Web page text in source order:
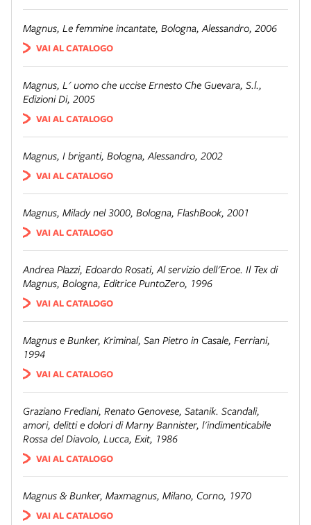
Magnus, Le femmine incantate, Bologna, Alessandro, 2006
VAI AL CATALOGO
Magnus, L' uomo che uccise Ernesto Che Guevara, S.l.,
Edizioni Di, 2005
VAI AL CATALOGO
Magnus, I briganti, Bologna, Alessandro, 2002
VAI AL CATALOGO
Magnus, Milady nel 3000, Bologna, FlashBook, 2001
VAI AL CATALOGO
Andrea Plazzi, Edoardo Rosati,Al servizio dell'Eroe. Il Tex di
Magnus, Bologna, Editrice PuntoZero, 1996
VAI AL CATALOGO
Magnus e Bunker, Kriminal, San Pietro in Casale, Ferriani,
1994
VAI AL CATALOGO
Graziano Frediani, Renato Genovese, Satanik. Scandali,
amori, delitti e dolori di Marny Bannister, l'indimenticabile
Rossa del Diavolo, Lucca, Exit, 1986
VAI AL CATALOGO
Magnus & Bunker, Maxmagnus, Milano, Corno, 1970
VAI AL CATALOGO